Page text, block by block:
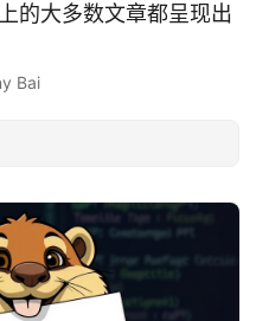
的大多数文章都呈现出
Bai